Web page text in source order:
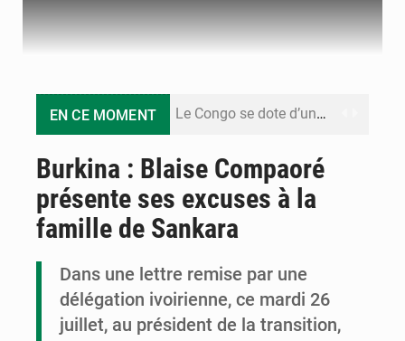
EN CE MOMENT Le Congo se dote d’un programme national pour valoriser les produits forestiers non ligneux
Congo-Électricité : la BAD renforce son appui pour accélérer les investissements
Burkina : Blaise Compaoré
présente ses excuses à la
famille de Sankara
Dans une lettre remise par une
délégation ivoirienne, ce mardi 26
juillet, au président de la transition,